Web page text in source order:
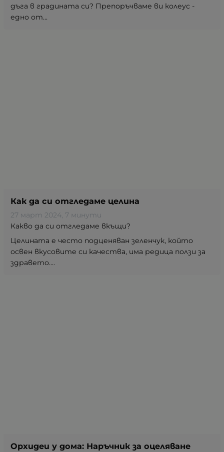
дъга в градината си? Препоръчваме ви колеус -
едно от...
Как да си отгледаме целина
27 март 2024, 7 минути
Какво да си отгледаме вкъщи?
Целината е често подценяван зеленчук, който
освен вкусовите си качества, има редица ползи за
здравето....
Орхидеи у дома: Наръчник за оцеляване